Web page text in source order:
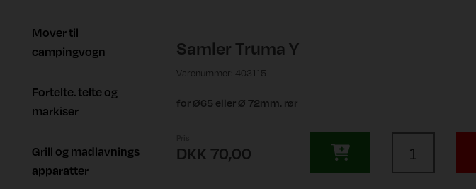
Mover til
campingvogn
Fortelte. telte og
markiser
Grill og madlavnings
apparatter
Samler Truma Y
Varenummer: 403115
for Ø65 eller Ø 72mm. rør
DKK 70,00